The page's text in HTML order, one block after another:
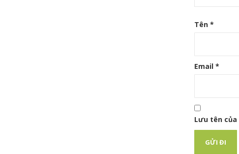
Tên *
Email *
Lưu tên